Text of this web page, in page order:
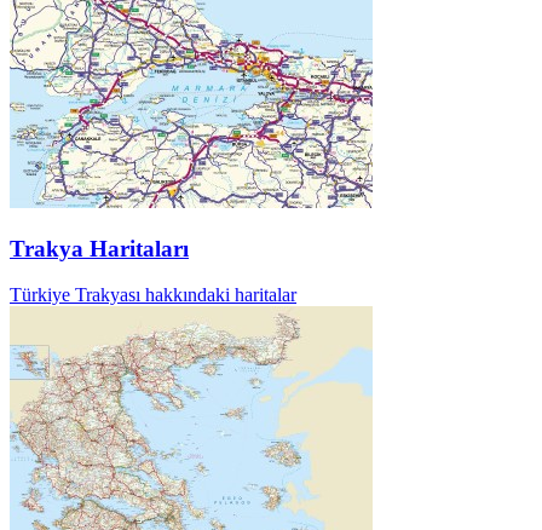
Trakya Haritaları
Türkiye Trakyası hakkındaki haritalar